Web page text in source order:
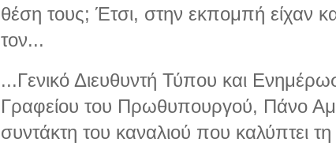
θέση τους; Έτσι, στην εκπομπή είχαν
τον...
...Γενικό Διευθυντή Τύπου και
Γραφείου του Πρωθυπουργού, Πάνο
συντάκτη του καναλιού που καλύπτει